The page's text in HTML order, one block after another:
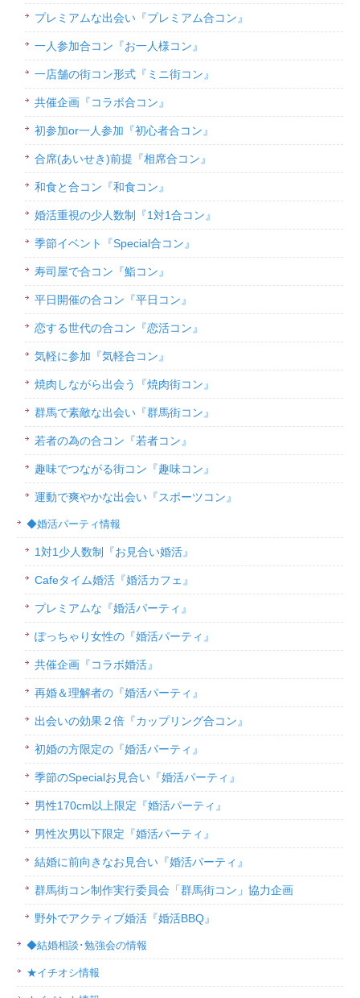
プレミアムな出会い『プレミアム合コン』
一人参加合コン『お一人様コン』
一店舗の街コン形式『ミニ街コン』
共催企画『コラボ合コン』
初参加or一人参加『初心者合コン』
合席(あいせき)前提『相席合コン』
和食と合コン『和食コン』
婚活重視の少人数制『1対1合コン』
季節イベント『Special合コン』
寿司屋で合コン『鮨コン』
平日開催の合コン『平日コン』
恋する世代の合コン『恋活コン』
気軽に参加『気軽合コン』
焼肉しながら出会う『焼肉街コン』
群馬で素敵な出会い『群馬街コン』
若者の為の合コン『若者コン』
趣味でつながる街コン『趣味コン』
運動で爽やかな出会い『スポーツコン』
◆婚活パーティ情報
1対1少人数制『お見合い婚活』
Cafeタイム婚活『婚活カフェ』
プレミアムな『婚活パーティ』
ぽっちゃり女性の『婚活パーティ』
共催企画『コラボ婚活』
再婚＆理解者の『婚活パーティ』
出会いの効果２倍『カップリング合コン』
初婚の方限定の『婚活パーティ』
季節のSpecialお見合い『婚活パーティ』
男性170cm以上限定『婚活パーティ』
男性次男以下限定『婚活パーティ』
結婚に前向きなお見合い『婚活パーティ』
群馬街コン制作実行委員会「群馬街コン」協力企画
野外でアクティブ婚活『婚活BBQ』
◆結婚相談･勉強会の情報
★イチオシ情報